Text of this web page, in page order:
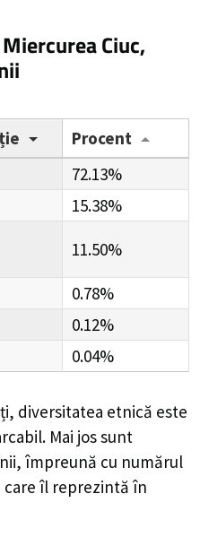
Ciuc,
Procent
72.13%
15.38%
11.50%
0.78%
0.12%
0.04%
diversitatea etnică este
Mai jos sunt
împreună cu numărul
îl reprezintă în